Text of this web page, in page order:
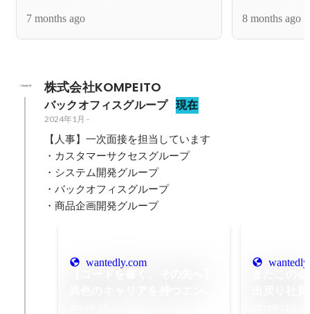
7 months ago
8 months ago
株式会社KOMPEITO
バックオフィスグループ 現在
2024年1月 -
【人事】一次面接を担当しています
・カスタマーサクセスグループ
・システム開発グループ
・バックオフィスグループ
・商品企画開発グループ
wantedly.com